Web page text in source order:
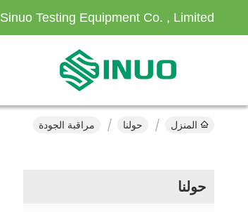
Sinuo Testing Equipment Co. , Limited
المنزل حولنا مراقبة الجودة
حولنا